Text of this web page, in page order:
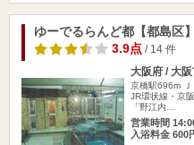
ゆーでるらんど都【都島区】
3.9点/ 14 件
大阪府 / 大
京橋駅696m
JR環状線・京
「野江内…
営業時間
入浴料金 600